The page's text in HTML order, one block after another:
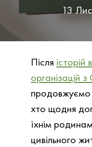
13
Після
організацій
хто щодня
їхнім
цивільного